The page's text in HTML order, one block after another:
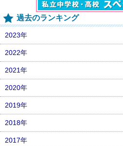
過去のランキング
2023年
2022年
2021年
2020年
2019年
2018年
2017年